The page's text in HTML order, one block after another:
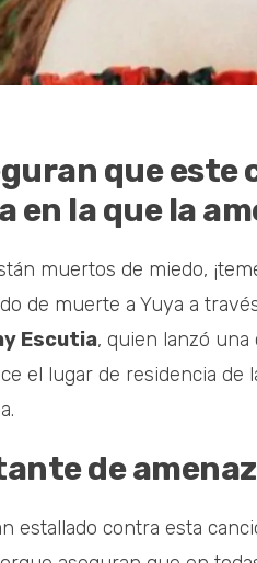
que
en la que la
muertos de miedo,
de muerte a Yuya a
Escutia, quien lanzó una
el lugar de residencia
de
estallado contra esta